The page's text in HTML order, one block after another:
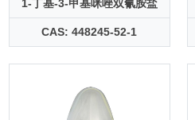
1-丁基-3-甲基咪唑双氰胺盐
CAS: 448245-52-1